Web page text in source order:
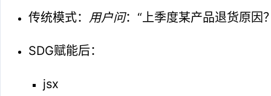
传统模式： 用户问：“上季度某产品退货原
SDG赋能后：
jsx